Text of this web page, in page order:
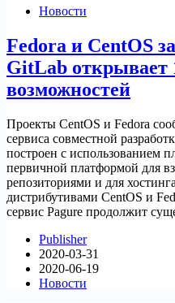
Новости
Fedora и CentOS
GitLab открывает
возможностей
Проекты CentOS и Fedora
сервиса совместной
построен с использованием
первичной платформой для
репозиториями и для
дистрибутивами CentOS и
сервис Pagure продолжит
Publisher
2020-03-31
2020-06-19
Новости